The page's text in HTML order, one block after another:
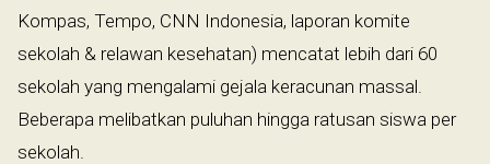
Kompas, Tempo, CNN Indonesia, laporan komite
sekolah & relawan kesehatan) mencatat lebih dari 60
sekolah yang mengalami gejala keracunan massal.
Beberapa melibatkan puluhan hingga ratusan siswa per
sekolah.